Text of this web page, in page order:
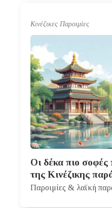
Κινέζικες Παροιμίες
Οι δέκα πιο σοφές
της Κινέζικης
Παροιμίες & λαϊκή